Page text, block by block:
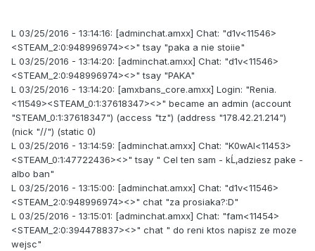
L 03/25/2016 - 13:14:16: [adminchat.amxx] Chat: "d1v<11546>
<STEAM_2:0:948996974><>" tsay "paka a nie stoiie"
L 03/25/2016 - 13:14:20: [adminchat.amxx] Chat: "d1v<11546>
<STEAM_2:0:948996974><>" tsay "PAKA"
L 03/25/2016 - 13:14:20: [amxbans_core.amxx] Login: "Renia.
<11549><STEAM_0:1:37618347><>" became an admin (account
"STEAM_0:1:37618347") (access "tz") (address "178.42.21.214")
(nick "//") (static 0)
L 03/25/2016 - 13:14:59: [adminchat.amxx] Chat: "K0wAl<11453>
<STEAM_0:1:47722436><>" tsay " Cel ten sam - kĹ‚adziesz pake -
albo ban"
L 03/25/2016 - 13:15:00: [adminchat.amxx] Chat: "d1v<11546>
<STEAM_2:0:948996974><>" chat "za prosiaka?:D"
L 03/25/2016 - 13:15:01: [adminchat.amxx] Chat: "fam<11454>
<STEAM_2:0:394478837><>" chat " do reni ktos napisz ze moze
wejsc"